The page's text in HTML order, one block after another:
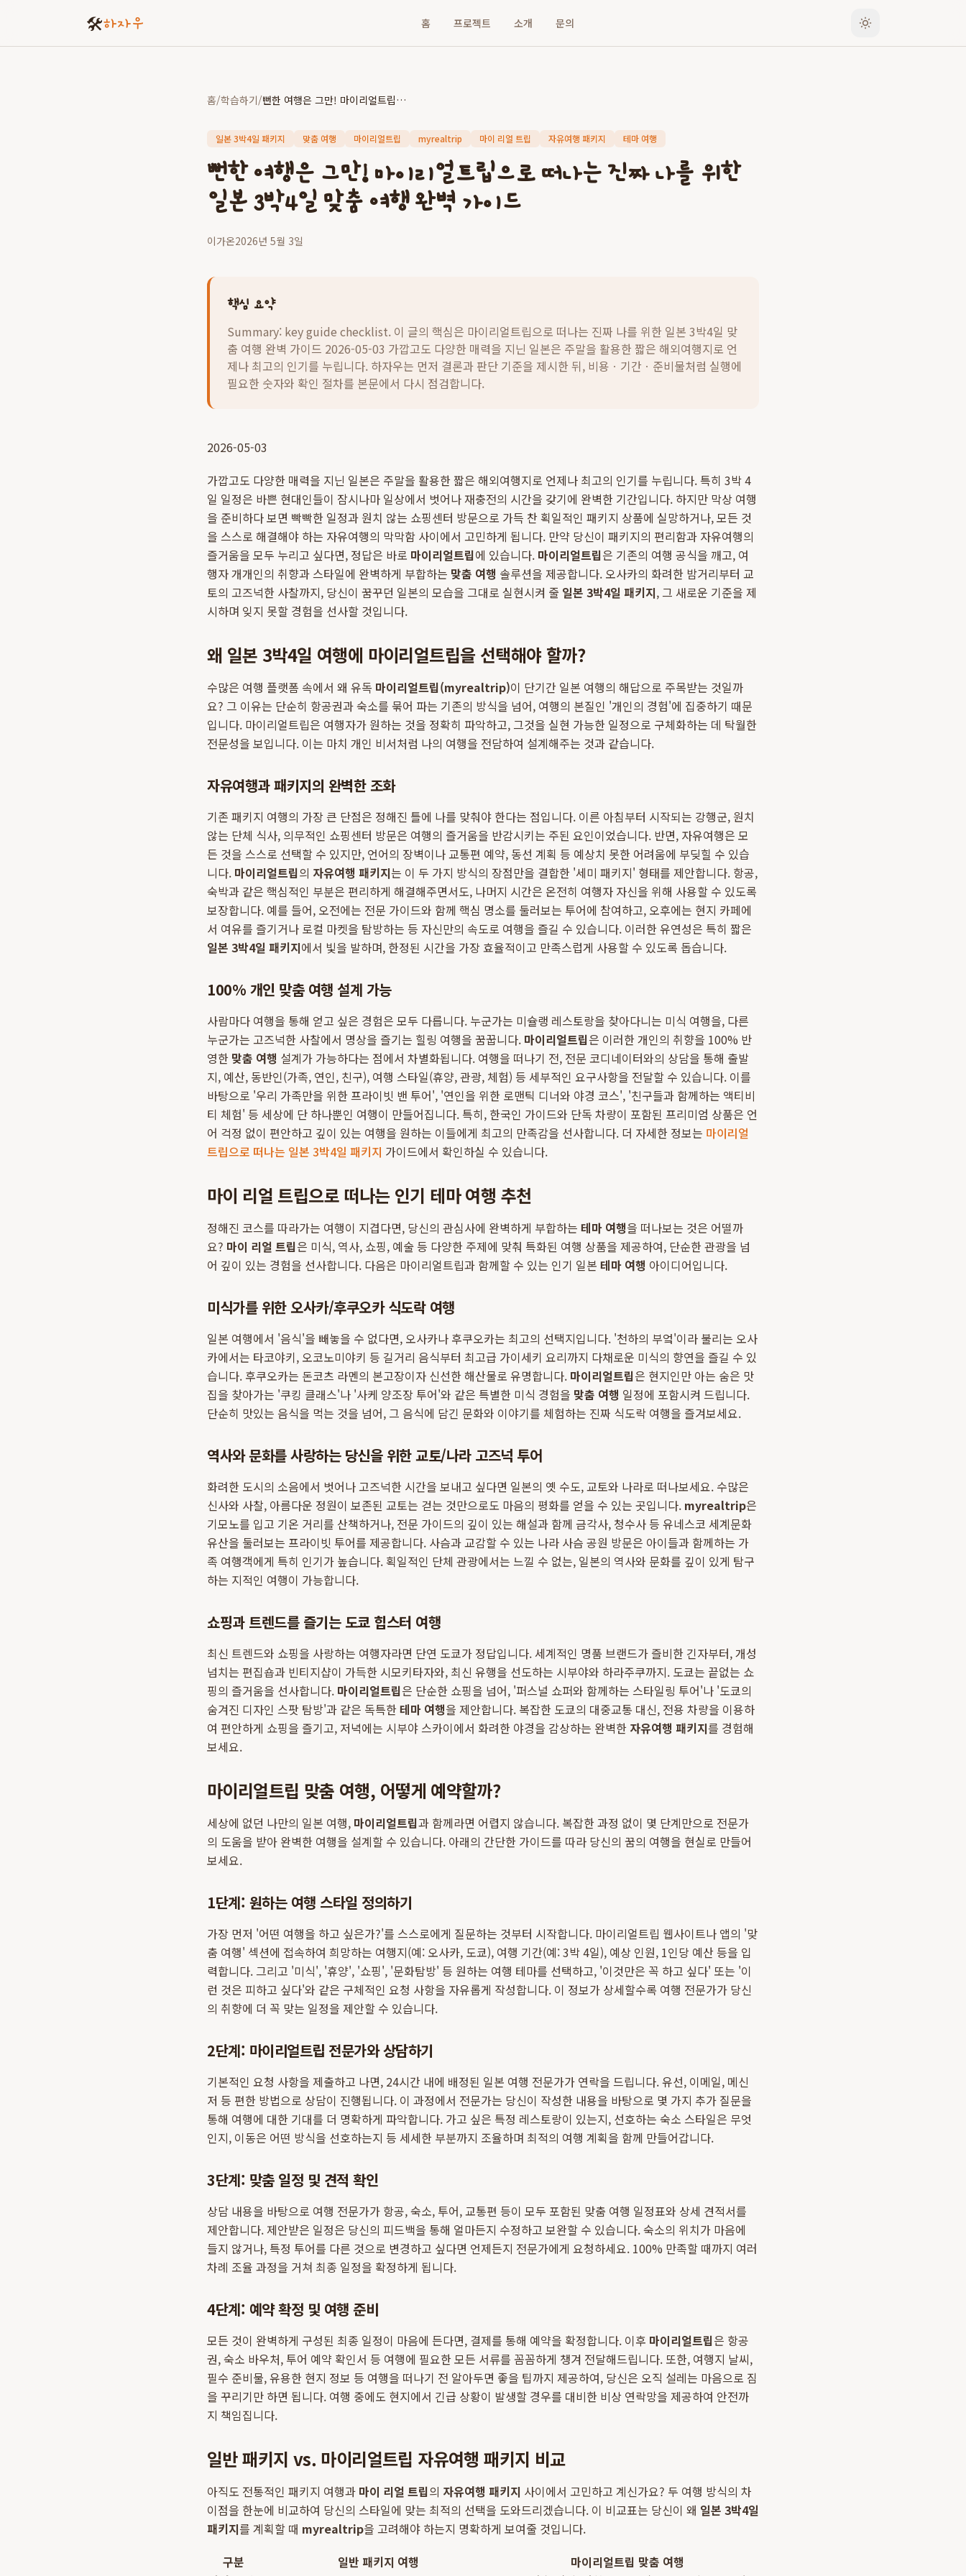
🛠️하자우 홈 프로젝트 소개 문의
홈/학습하기/ 뻔한 여행은 그만! 마이리얼트립으로 떠나는 진짜 나를 위한 일본 3박4일 맞춤 여행 완벽 가이드
일본 3박4일 패키지 맞춤 여행 마이리얼트립 myrealtrip 마이 리얼 트립 자유여행 패키지 테마 여행
뻔한 여행은 그만! 마이리얼트립으로 떠나는 진짜 나를 위한
일본 3박4일 맞춤 여행 완벽 가이드
이가온2026년 5월 3일
핵심 요약
Summary: key guide checklist. 이 글의 핵심은 마이리얼트립으로 떠나는 진짜 나를 위한 일본 3박4일 맞
춤 여행 완벽 가이드 2026-05-03 가깝고도 다양한 매력을 지닌 일본은 주말을 활용한 짧은 해외여행지로 언
제나 최고의 인기를 누립니다. 하자우는 먼저 결론과 판단 기준을 제시한 뒤, 비용ㆍ기간ㆍ준비물처럼 실행에
필요한 숫자와 확인 절차를 본문에서 다시 점검합니다.
2026-05-03
가깝고도 다양한 매력을 지닌 일본은 주말을 활용한 짧은 해외여행지로 언제나 최고의 인기를 누립니다. 특히 3박 4
일 일정은 바쁜 현대인들이 잠시나마 일상에서 벗어나 재충전의 시간을 갖기에 완벽한 기간입니다. 하지만 막상 여행
을 준비하다 보면 빡빡한 일정과 원치 않는 쇼핑센터 방문으로 가득 찬 획일적인 패키지 상품에 실망하거나, 모든 것
을 스스로 해결해야 하는 자유여행의 막막함 사이에서 고민하게 됩니다. 만약 당신이 패키지의 편리함과 자유여행의
즐거움을 모두 누리고 싶다면, 정답은 바로 마이리얼트립에 있습니다. 마이리얼트립은 기존의 여행 공식을 깨고, 여
행자 개개인의 취향과 스타일에 완벽하게 부합하는 맞춤 여행 솔루션을 제공합니다. 오사카의 화려한 밤거리부터 교
토의 고즈넉한 사찰까지, 당신이 꿈꾸던 일본의 모습을 그대로 실현시켜 줄 일본 3박4일 패키지, 그 새로운 기준을 제
시하며 잊지 못할 경험을 선사할 것입니다.
왜 일본 3박4일 여행에 마이리얼트립을 선택해야 할까?
수많은 여행 플랫폼 속에서 왜 유독 마이리얼트립(myrealtrip)이 단기간 일본 여행의 해답으로 주목받는 것일까
요? 그 이유는 단순히 항공권과 숙소를 묶어 파는 기존의 방식을 넘어, 여행의 본질인 '개인의 경험'에 집중하기 때문
입니다. 마이리얼트립은 여행자가 원하는 것을 정확히 파악하고, 그것을 실현 가능한 일정으로 구체화하는 데 탁월한
전문성을 보입니다. 이는 마치 개인 비서처럼 나의 여행을 전담하여 설계해주는 것과 같습니다.
자유여행과 패키지의 완벽한 조화
기존 패키지 여행의 가장 큰 단점은 정해진 틀에 나를 맞춰야 한다는 점입니다. 이른 아침부터 시작되는 강행군, 원치
않는 단체 식사, 의무적인 쇼핑센터 방문은 여행의 즐거움을 반감시키는 주된 요인이었습니다. 반면, 자유여행은 모
든 것을 스스로 선택할 수 있지만, 언어의 장벽이나 교통편 예약, 동선 계획 등 예상치 못한 어려움에 부딪힐 수 있습
니다. 마이리얼트립의 자유여행 패키지는 이 두 가지 방식의 장점만을 결합한 '세미 패키지' 형태를 제안합니다. 항공,
숙박과 같은 핵심적인 부분은 편리하게 해결해주면서도, 나머지 시간은 온전히 여행자 자신을 위해 사용할 수 있도록
보장합니다. 예를 들어, 오전에는 전문 가이드와 함께 핵심 명소를 둘러보는 투어에 참여하고, 오후에는 현지 카페에
서 여유를 즐기거나 로컬 마켓을 탐방하는 등 자신만의 속도로 여행을 즐길 수 있습니다. 이러한 유연성은 특히 짧은
일본 3박4일 패키지에서 빛을 발하며, 한정된 시간을 가장 효율적이고 만족스럽게 사용할 수 있도록 돕습니다.
100% 개인 맞춤 여행 설계 가능
사람마다 여행을 통해 얻고 싶은 경험은 모두 다릅니다. 누군가는 미슐랭 레스토랑을 찾아다니는 미식 여행을, 다른
누군가는 고즈넉한 사찰에서 명상을 즐기는 힐링 여행을 꿈꿉니다. 마이리얼트립은 이러한 개인의 취향을 100% 반
영한 맞춤 여행 설계가 가능하다는 점에서 차별화됩니다. 여행을 떠나기 전, 전문 코디네이터와의 상담을 통해 출발
지, 예산, 동반인(가족, 연인, 친구), 여행 스타일(휴양, 관광, 체험) 등 세부적인 요구사항을 전달할 수 있습니다. 이를
바탕으로 '우리 가족만을 위한 프라이빗 밴 투어', '연인을 위한 로맨틱 디너와 야경 코스', '친구들과 함께하는 액티비
티 체험' 등 세상에 단 하나뿐인 여행이 만들어집니다. 특히, 한국인 가이드와 단독 차량이 포함된 프리미엄 상품은 언
어 걱정 없이 편안하고 깊이 있는 여행을 원하는 이들에게 최고의 만족감을 선사합니다. 더 자세한 정보는 마이리얼
트립으로 떠나는 일본 3박4일 패키지 가이드에서 확인하실 수 있습니다.
마이 리얼 트립으로 떠나는 인기 테마 여행 추천
정해진 코스를 따라가는 여행이 지겹다면, 당신의 관심사에 완벽하게 부합하는 테마 여행을 떠나보는 것은 어떨까
요? 마이 리얼 트립은 미식, 역사, 쇼핑, 예술 등 다양한 주제에 맞춰 특화된 여행 상품을 제공하여, 단순한 관광을 넘
어 깊이 있는 경험을 선사합니다. 다음은 마이리얼트립과 함께할 수 있는 인기 일본 테마 여행 아이디어입니다.
미식가를 위한 오사카/후쿠오카 식도락 여행
일본 여행에서 '음식'을 빼놓을 수 없다면, 오사카나 후쿠오카는 최고의 선택지입니다. '천하의 부엌'이라 불리는 오사
카에서는 타코야키, 오코노미야키 등 길거리 음식부터 최고급 가이세키 요리까지 다채로운 미식의 향연을 즐길 수 있
습니다. 후쿠오카는 돈코츠 라멘의 본고장이자 신선한 해산물로 유명합니다. 마이리얼트립은 현지인만 아는 숨은 맛
집을 찾아가는 '쿠킹 클래스'나 '사케 양조장 투어'와 같은 특별한 미식 경험을 맞춤 여행 일정에 포함시켜 드립니다.
단순히 맛있는 음식을 먹는 것을 넘어, 그 음식에 담긴 문화와 이야기를 체험하는 진짜 식도락 여행을 즐겨보세요.
역사와 문화를 사랑하는 당신을 위한 교토/나라 고즈넉 투어
화려한 도시의 소음에서 벗어나 고즈넉한 시간을 보내고 싶다면 일본의 옛 수도, 교토와 나라로 떠나보세요. 수많은
신사와 사찰, 아름다운 정원이 보존된 교토는 걷는 것만으로도 마음의 평화를 얻을 수 있는 곳입니다. myrealtrip은
기모노를 입고 기온 거리를 산책하거나, 전문 가이드의 깊이 있는 해설과 함께 금각사, 청수사 등 유네스코 세계문화
유산을 둘러보는 프라이빗 투어를 제공합니다. 사슴과 교감할 수 있는 나라 사슴 공원 방문은 아이들과 함께하는 가
족 여행객에게 특히 인기가 높습니다. 획일적인 단체 관광에서는 느낄 수 없는, 일본의 역사와 문화를 깊이 있게 탐구
하는 지적인 여행이 가능합니다.
쇼핑과 트렌드를 즐기는 도쿄 힙스터 여행
최신 트렌드와 쇼핑을 사랑하는 여행자라면 단연 도쿄가 정답입니다. 세계적인 명품 브랜드가 즐비한 긴자부터, 개성
넘치는 편집숍과 빈티지샵이 가득한 시모키타자와, 최신 유행을 선도하는 시부야와 하라주쿠까지. 도쿄는 끝없는 쇼
핑의 즐거움을 선사합니다. 마이리얼트립은 단순한 쇼핑을 넘어, '퍼스널 쇼퍼와 함께하는 스타일링 투어'나 '도쿄의
숨겨진 디자인 스팟 탐방'과 같은 독특한테마 여행을 제안합니다. 복잡한 도쿄의 대중교통 대신, 전용 차량을 이용하
여 편안하게 쇼핑을 즐기고, 저녁에는 시부야 스카이에서 화려한 야경을 감상하는 완벽한 자유여행 패키지를 경험해
보세요.
마이리얼트립 맞춤 여행, 어떻게 예약할까?
세상에 없던 나만의 일본 여행, 마이리얼트립과 함께라면 어렵지 않습니다. 복잡한 과정 없이 몇 단계만으로 전문가
의 도움을 받아 완벽한 여행을 설계할 수 있습니다. 아래의 간단한 가이드를 따라 당신의 꿈의 여행을 현실로 만들어
보세요.
1단계: 원하는 여행 스타일 정의하기
가장 먼저 '어떤 여행을 하고 싶은가?'를 스스로에게 질문하는 것부터 시작합니다. 마이리얼트립 웹사이트나 앱의 '맞
춤 여행' 섹션에 접속하여 희망하는 여행지(예: 오사카, 도쿄), 여행 기간(예: 3박 4일), 예상 인원, 1인당 예산 등을 입
력합니다. 그리고 '미식', '휴양', '쇼핑', '문화탐방' 등 원하는 여행 테마를 선택하고, '이것만은 꼭 하고 싶다' 또는 '이
런 것은 피하고 싶다'와 같은 구체적인 요청 사항을 자유롭게 작성합니다. 이 정보가 상세할수록 여행 전문가가 당신
의 취향에 더 꼭 맞는 일정을 제안할 수 있습니다.
2단계: 마이리얼트립 전문가와 상담하기
기본적인 요청 사항을 제출하고 나면, 24시간 내에 배정된 일본 여행 전문가가 연락을 드립니다. 유선, 이메일, 메신
저 등 편한 방법으로 상담이 진행됩니다. 이 과정에서 전문가는 당신이 작성한 내용을 바탕으로 몇 가지 추가 질문을
통해 여행에 대한 기대를 더 명확하게 파악합니다. 가고 싶은 특정 레스토랑이 있는지, 선호하는 숙소 스타일은 무엇
인지, 이동은 어떤 방식을 선호하는지 등 세세한 부분까지 조율하며 최적의 여행 계획을 함께 만들어갑니다.
3단계: 맞춤 일정 및 견적 확인
상담 내용을 바탕으로 여행 전문가가 항공, 숙소, 투어, 교통편 등이 모두 포함된 맞춤 여행 일정표와 상세 견적서를
제안합니다. 제안받은 일정은 당신의 피드백을 통해 얼마든지 수정하고 보완할 수 있습니다. 숙소의 위치가 마음에
들지 않거나, 특정 투어를 다른 것으로 변경하고 싶다면 언제든지 전문가에게 요청하세요. 100% 만족할 때까지 여러
차례 조율 과정을 거쳐 최종 일정을 확정하게 됩니다.
4단계: 예약 확정 및 여행 준비
모든 것이 완벽하게 구성된 최종 일정이 마음에 든다면, 결제를 통해 예약을 확정합니다. 이후 마이리얼트립은 항공
권, 숙소 바우처, 투어 예약 확인서 등 여행에 필요한 모든 서류를 꼼꼼하게 챙겨 전달해드립니다. 또한, 여행지 날씨,
필수 준비물, 유용한 현지 정보 등 여행을 떠나기 전 알아두면 좋을 팁까지 제공하여, 당신은 오직 설레는 마음으로 짐
을 꾸리기만 하면 됩니다. 여행 중에도 현지에서 긴급 상황이 발생할 경우를 대비한 비상 연락망을 제공하여 안전까
지 책임집니다.
일반 패키지 vs. 마이리얼트립 자유여행 패키지 비교
아직도 전통적인 패키지 여행과 마이 리얼 트립의 자유여행 패키지 사이에서 고민하고 계신가요? 두 여행 방식의 차
이점을 한눈에 비교하여 당신의 스타일에 맞는 최적의 선택을 도와드리겠습니다. 이 비교표는 당신이 왜 일본 3박4일
패키지를 계획할 때 myrealtrip을 고려해야 하는지 명확하게 보여줄 것입니다.
구분
일반 패키지 여행
마이리얼트립 맞춤 여행